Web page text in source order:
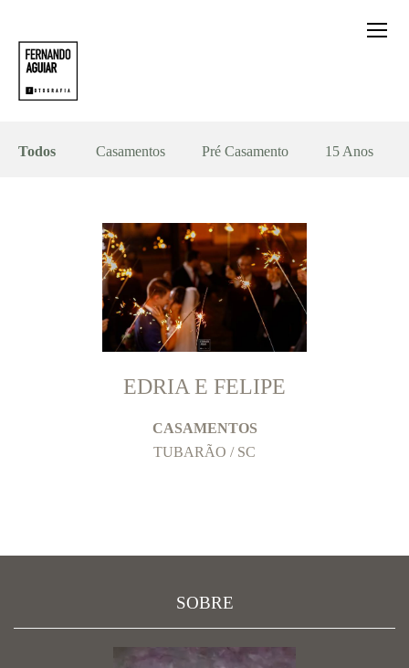
Todos Casamentos Pré Casamento 15 Anos
EDRIA E FELIPE
CASAMENTOS
TUBARÃO / SC
SOBRE